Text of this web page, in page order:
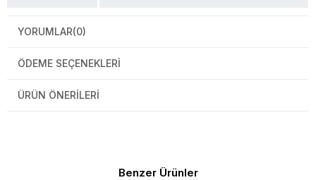
YORUMLAR(0)
ÖDEME SEÇENEKLERI
ÜRÜN ÖNERILERI
Benzer Ürünler